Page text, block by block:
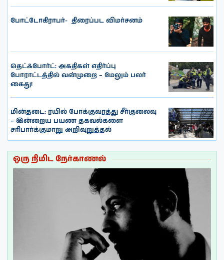
போட்டோகிராபர்- ‌ திரைப்பட விமர்சனம்
தெட்ஃபோர்ட்: அகதிகள் எதிர்ப்பு
போராட்டத்தில் வன்முறை – மேலும் பலர்
கைது!
மின்தடை: ரயில் போக்குவரத்து சீர்குலைவு
– இன்றைய பயண தகவல்களை
சரிபார்க்குமாறு அறிவுறுத்தல்
ஒரு நிமிட நேர்காணல்